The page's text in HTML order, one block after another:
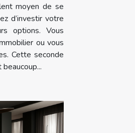
moyen de se
d’investir votre
options. Vous
ou vous
Cette seconde